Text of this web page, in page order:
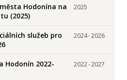
Hodonína na
(2025)
2025
služeb pro
2024-2026
Hodonín 2022-
2022-2027